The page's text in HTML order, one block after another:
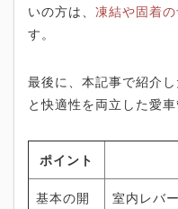
いの方は、 凍結や固着
す。
最後に、本記事で紹介
と快適性を両立した愛
ポイント
基本の開
室内レバ